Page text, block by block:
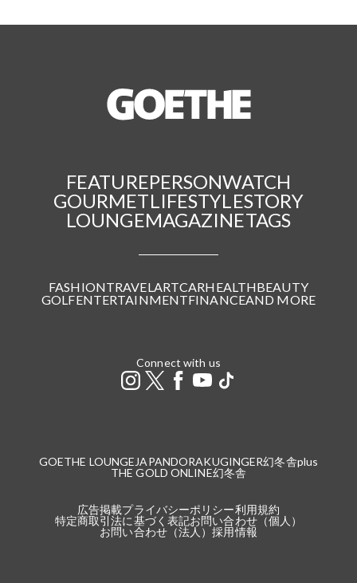
FEATUREPERSONWATCH
GOURMETLIFESTYLESTORY
LOUNGEMAGAZINETAGS
FASHIONTRAVELARTCARHEALTHBEAUTY
GOLFENTERTAINMENTFINANCEAND MORE
Connect with us
GOETHE LOUNGE JAPANDORAKUGINGER幻冬舎plus
THE GOLD ONLINE幻冬舎
広告掲載プライバシーポリシー利用規約
特定商取引法に基づく表記お問い合わせ（個人）
お問い合わせ（法人）採用情報